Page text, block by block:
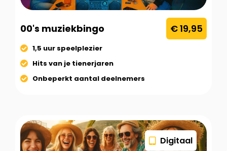
00's muziekbingo € 19,95
1,5 uur speelplezier
Hits van je tienerjaren
Onbeperkt aantal deelnemers
Digitaal